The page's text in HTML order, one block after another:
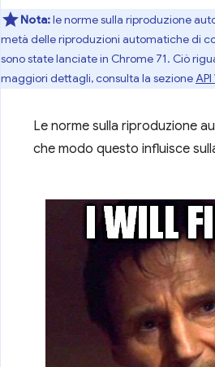
Nota:le norme sulla riproduzione
metà delle riproduzioni automatiche di
sono state lanciate in Chrome 71. Ciò
maggiori dettagli, consulta la sezione
Le norme sulla riproduzione
che modo questo influisce